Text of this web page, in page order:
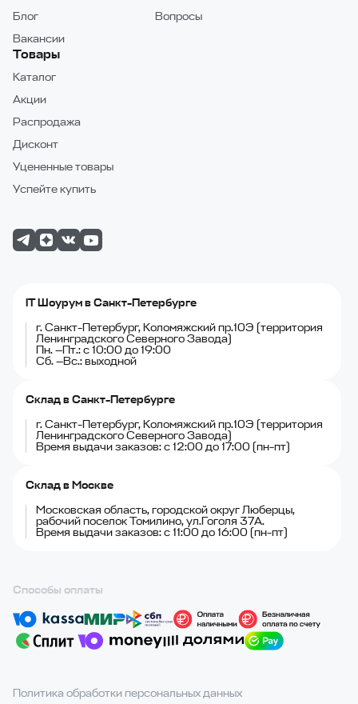
Блог
Вакансии
Вопросы
Товары
Каталог
Акции
Распродажа
Дисконт
Уцененные товары
Успейте купить
IT Шоурум в Санкт-Петербурге
г. Санкт-Петербург, Коломяжский пр.10Э (территория
Ленинградского Северного Завода)
Пн. —Пт.: с 10:00 до 19:00
Сб. —Вс.: выходной
Склад в Санкт-Петербурге
г. Санкт-Петербург, Коломяжский пр.10Э (территория
Ленинградского Северного Завода)
Время выдачи заказов: с 12:00 до 17:00 (пн-пт)
Склад в Москве
Московская область, городской округ Люберцы,
рабочий поселок Томилино, ул.Гоголя 37А.
Время выдачи заказов: с 11:00 до 16:00 (пн-пт)
Способы оплаты
Политика обработки персональных данных